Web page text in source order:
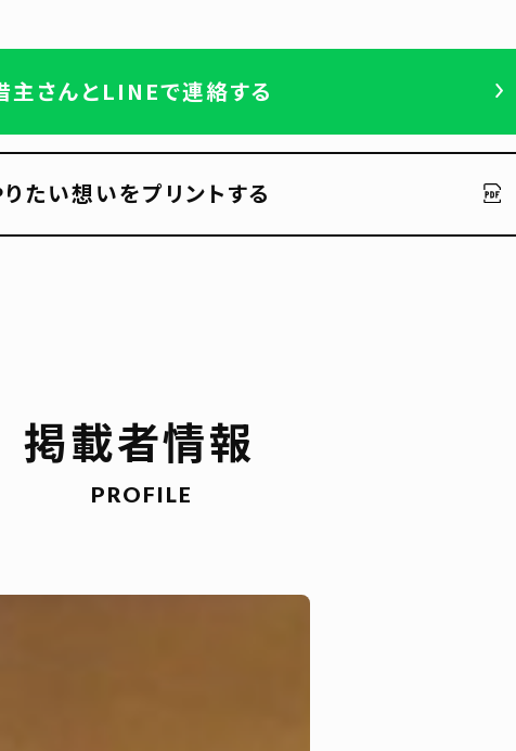
主さんとLINEで連絡する
たい想いをプリントする
掲載者情報
PROFILE